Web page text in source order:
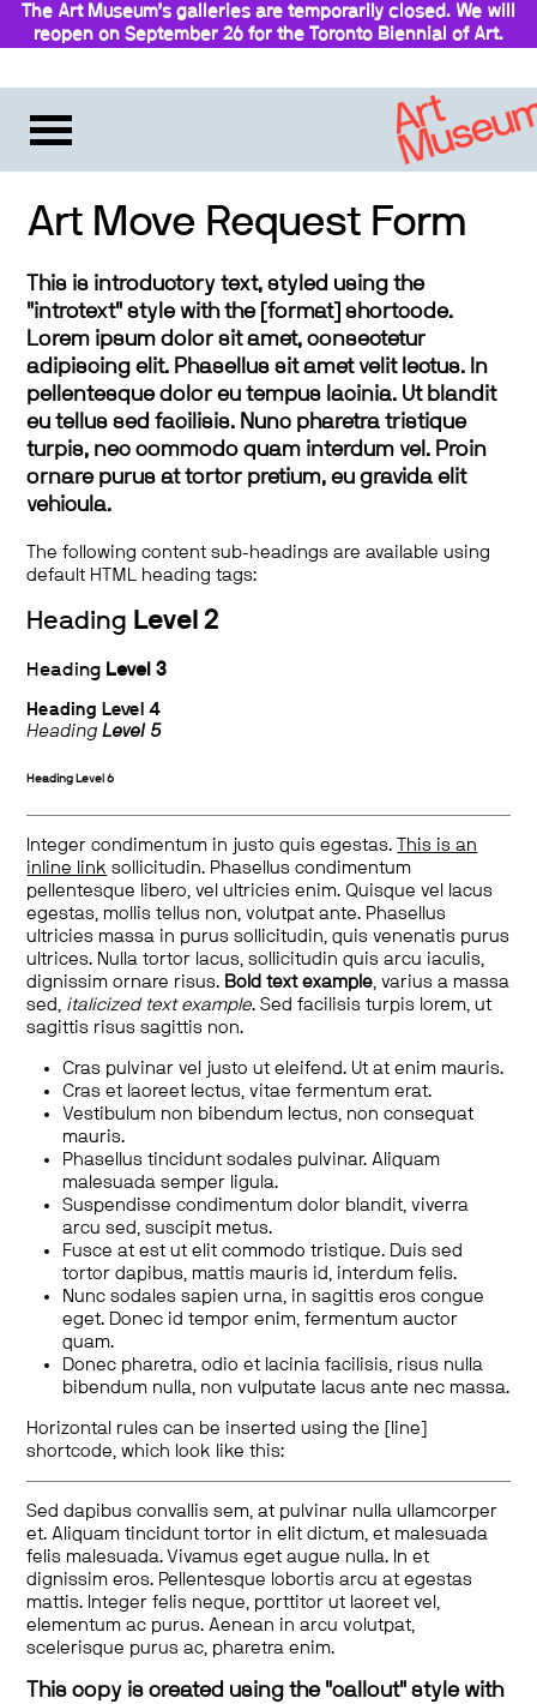
The Art Museum’s galleries are temporarily closed. We will
reopen on September 26 for the Toronto Biennial of Art.
Art Move Request Form
This is introductory text, styled using the
"introtext" style with the [format] shortcode.
Lorem ipsum dolor sit amet, consectetur
adipiscing elit. Phasellus sit amet velit lectus. In
pellentesque dolor eu tempus lacinia. Ut blandit
eu tellus sed facilisis. Nunc pharetra tristique
turpis, nec commodo quam interdum vel. Proin
ornare purus at tortor pretium, eu gravida elit
vehicula.
The following content sub-headings are available using
default HTML heading tags:
Heading Level 2
Heading Level 3
Heading Level 4
HeadingLevel 5
Heading Level 6
Integer condimentum in justo quis egestas.
This is an
inline link sollicitudin. Phasellus condimentum
pellentesque libero, vel ultricies enim. Quisque vel lacus
egestas, mollis tellus non, volutpat ante. Phasellus
ultricies massa in purus sollicitudin, quis venenatis purus
ultrices. Nulla tortor lacus, sollicitudin quis arcu iaculis,
dignissim ornare risus. Bold text example, varius a massa
sed, italicized text example. Sed facilisis turpis lorem, ut
sagittis risus sagittis non.
Cras pulvinar vel justo ut eleifend. Ut at enim mauris.
Cras et laoreet lectus, vitae fermentum erat.
Vestibulum non bibendum lectus, non consequat
mauris.
Phasellus tincidunt sodales pulvinar. Aliquam
malesuada semper ligula.
Suspendisse condimentum dolor blandit, viverra
arcu sed, suscipit metus.
Fusce at est ut elit commodo tristique. Duis sed
tortor dapibus, mattis mauris id, interdum felis.
Nunc sodales sapien urna, in sagittis eros congue
eget. Donec id tempor enim, fermentum auctor
quam.
Donec pharetra, odio et lacinia facilisis, risus nulla
bibendum nulla, non vulputate lacus ante nec massa.
Horizontal rules can be inserted using the [line]
shortcode, which look like this:
Sed dapibus convallis sem, at pulvinar nulla ullamcorper
et. Aliquam tincidunt tortor in elit dictum, et malesuada
felis malesuada. Vivamus eget augue nulla. In et
dignissim eros. Pellentesque lobortis arcu at egestas
mattis. Integer felis neque, porttitor ut laoreet vel,
elementum ac purus. Aenean in arcu volutpat,
scelerisque purus ac, pharetra enim.
This copy is created using the "callout" style with